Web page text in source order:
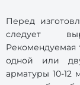
Перед
следует
одной или
арматуры 10-